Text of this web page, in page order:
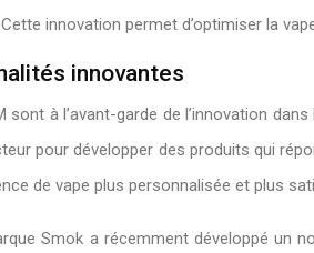
innovation permet d’optimiser la
innovantes
sont à l’avant-garde de l’innovation
pour développer des produits qui
de vape plus personnalisée et plus
Smok a récemment développé un